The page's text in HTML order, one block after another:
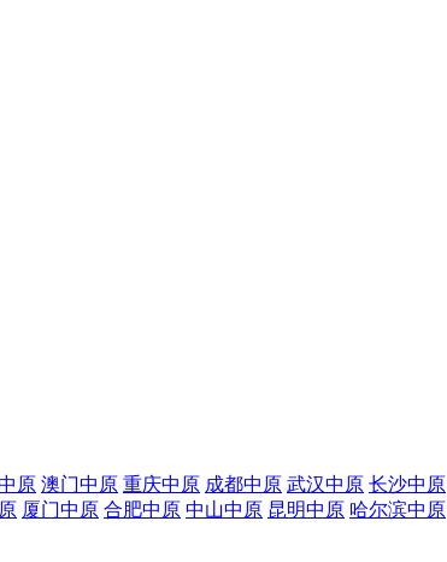
原 澳门中原 重庆中原 成都中原 武汉中原 长沙中原
厦门中原 合肥中原 中山中原 昆明中原 哈尔滨中原